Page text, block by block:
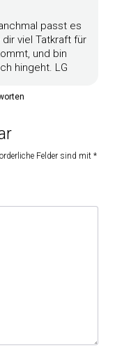
passt es
viel Tatkraft für
und bin
hingeht. LG
Felder sind mit *